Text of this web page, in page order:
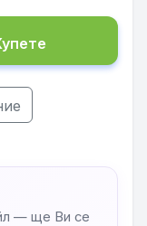
— ще Ви се